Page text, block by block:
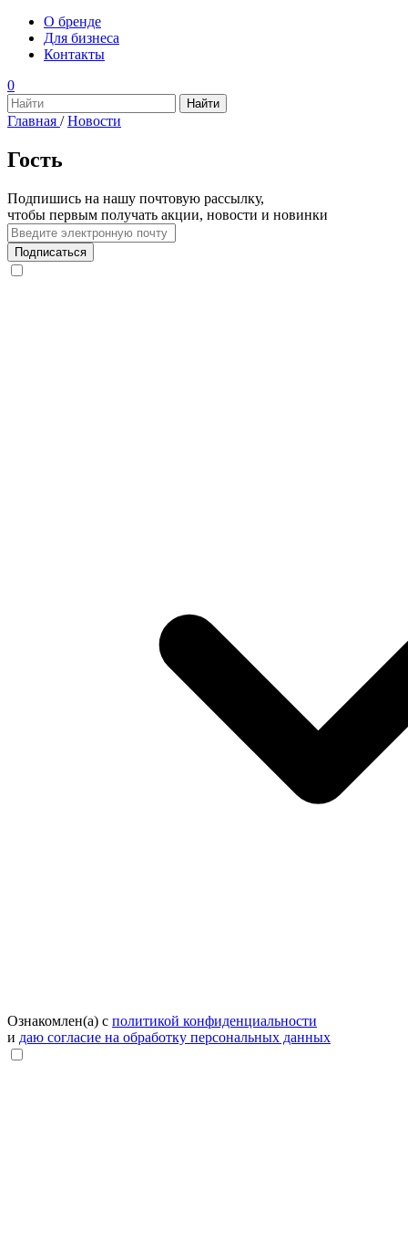
О бренде
Для бизнеса
Контакты
0
Главная / Новости
Гость
Подпишись на нашу почтовую рассылку,
чтобы первым получать акции, новости и новинки
Подписаться
Ознакомлен(а) с политикой конфиденциальности
и даю согласие на обработку персональных данных